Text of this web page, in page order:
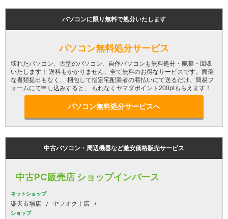
パソコンに限り無料で処分いたします
パソコン無料処分サービス
壊れたパソコン、古型のパソコン、自作パソコンも無料処分・廃棄・回収
いたします！ 送料もかかりません、全て無料のお得なサービスです。面倒
な書類提出もなく、 梱包して指定宅配業者の着払いにて送るだけ。簡易フ
ォームにて申し込みすると、 もれなくヤマダポイント200ptもらえます！
パソコン無料処分サービスへ
中古パソコン・周辺機器など激安価格販売サービス
中古PC販売店 ショップインバース
ネットショップ
楽天市場店 ヤフオク！店
ショップ